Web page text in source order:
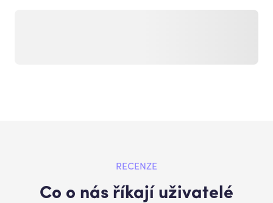
RECENZE
Co o nás říkají uživatelé